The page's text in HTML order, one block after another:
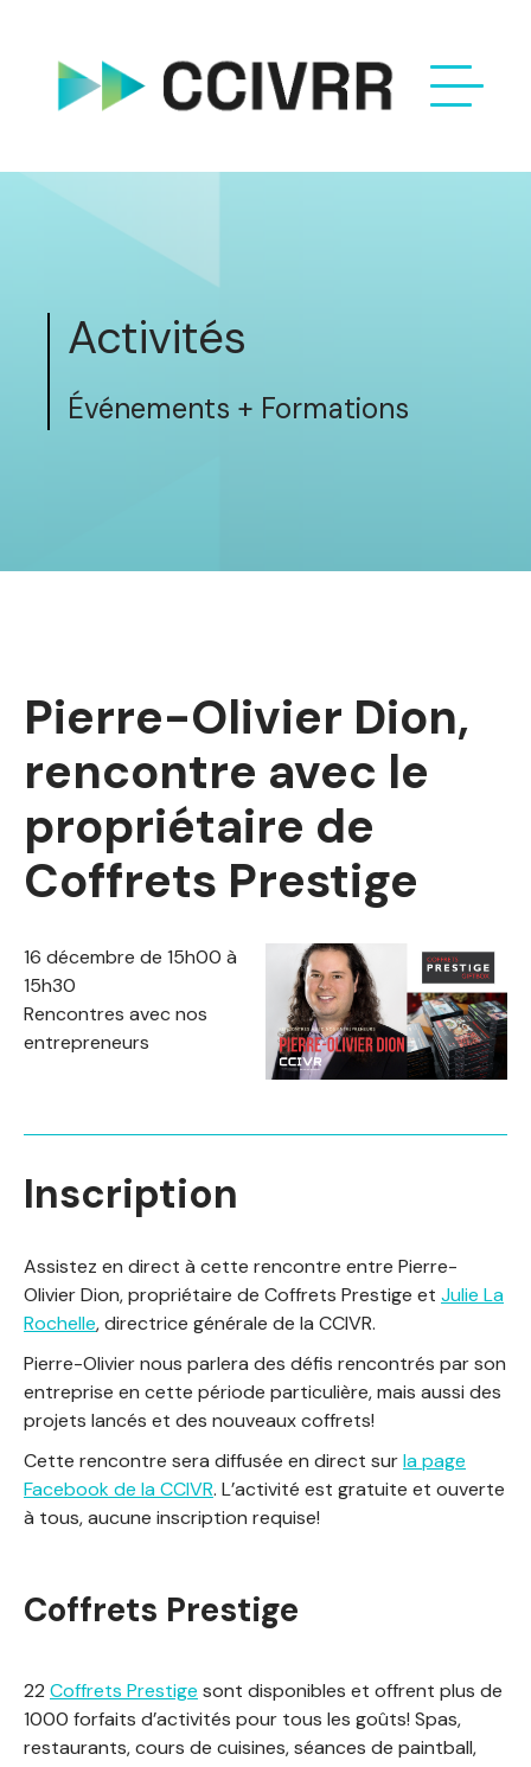
Activités
Événements + Formations
Pierre-Olivier Dion,
rencontre avec le
propriétaire de
Coffrets Prestige
16 décembre de 15h00 à
15h30
Rencontres avec nos
entrepreneurs
Inscription
Assistez en direct à cette rencontre entre Pierre-
Olivier Dion, propriétaire de Coffrets Prestige et Julie La
Rochelle, directrice générale de la CCIVR.
Pierre-Olivier nous parlera des défis rencontrés par son
entreprise en cette période particulière, mais aussi des
projets lancés et des nouveaux coffrets!
Cette rencontre sera diffusée en direct surla page
Facebook de la CCIVR. L’activité est gratuite et ouverte
à tous, aucune inscription requise!
Coffrets Prestige
22 Coffrets Prestige sont disponibles et offrent plus de
1000 forfaits d’activités pour tous les goûts! Spas,
restaurants, cours de cuisines, séances de paintball,